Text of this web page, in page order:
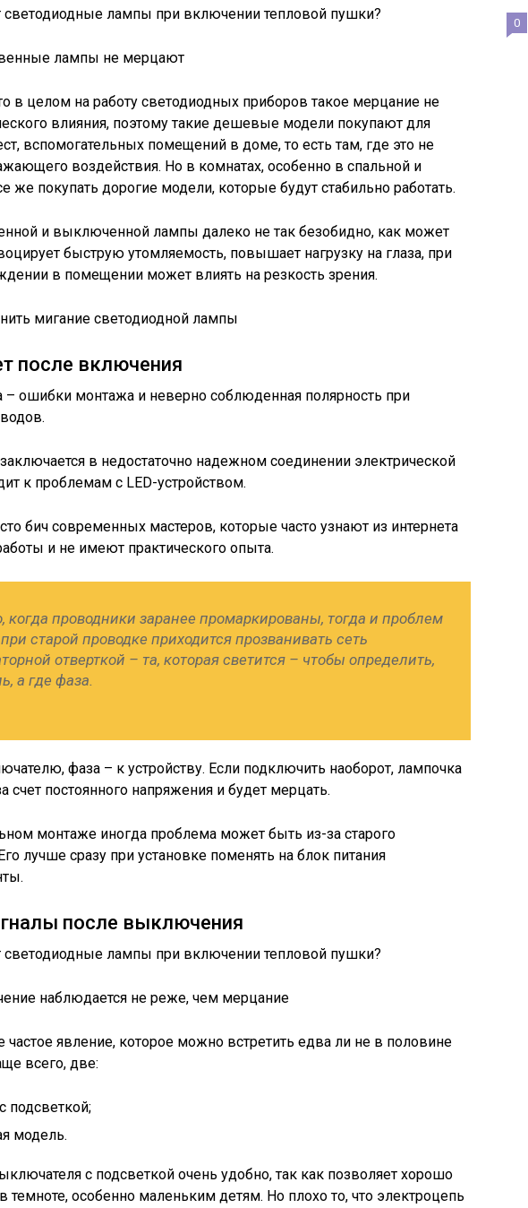
лампы не мерцают
в целом на работу светодиодных приборов такое мерцание не
влияния, поэтому такие дешевые модели покупают для
вспомогательных помещений в доме, то есть там, где это не
воздействия. Но в комнатах, особенно в спальной и
же покупать дорогие модели, которые будут стабильно работать.
и выключенной лампы далеко не так безобидно, как может
быструю утомляемость, повышает нагрузку на глаза, при
в помещении может влиять на резкость зрения.
мигание светодиодной лампы
после включения
– ошибки монтажа и неверно соблюденная полярность при
в недостаточно надежном соединении электрической
к проблемам с LED-устройством.
бич современных мастеров, которые часто узнают из интернета
и не имеют практического опыта.
когда проводники заранее промаркированы, тогда и проблем
старой проводке приходится прозванивать сеть
отверткой – та, которая светится – чтобы определить,
а где фаза.
фаза – к устройству. Если подключить наоборот, лампочка
счет постоянного напряжения и будет мерцать.
монтаже иногда проблема может быть из-за старого
лучше сразу при установке поменять на блок питания
после выключения
наблюдается не реже, чем мерцание
частое явление, которое можно встретить едва ли не в половине
всего, две:
подсветкой;
модель.
с подсветкой очень удобно, так как позволяет хорошо
темноте, особенно маленьким детям. Но плохо то, что электроцепь
0